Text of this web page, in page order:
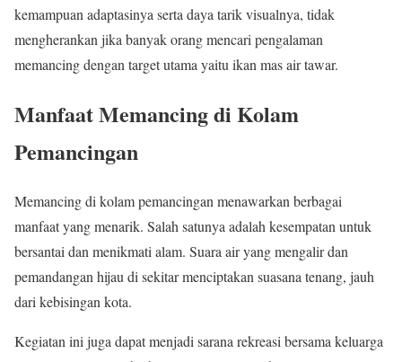
kemampuan adaptasinya serta daya tarik visualnya, tidak
mengherankan jika banyak orang mencari pengalaman
memancing dengan target utama yaitu ikan mas air tawar.
Manfaat Memancing di Kolam
Pemancingan
Memancing di kolam pemancingan menawarkan berbagai
manfaat yang menarik. Salah satunya adalah kesempatan untuk
bersantai dan menikmati alam. Suara air yang mengalir dan
pemandangan hijau di sekitar menciptakan suasana tenang, jauh
dari kebisingan kota.
Kegiatan ini juga dapat menjadi sarana rekreasi bersama keluarga